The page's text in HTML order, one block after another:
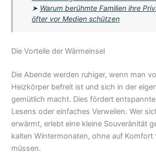
➤ Warum berühmte Familien ihre
öfter vor Medien schützen
Die Vorteile der Wärmeinsel
Die Abende werden ruhiger, wenn man
Heizkörper befreit ist und sich in der
gemütlich macht. Dies fördert
Lesens oder einfaches Verweilen. Wer
erwärmt, erlebt eine kleine Souveränität
kalten Wintermonaten, ohne auf Komfort
müssen.